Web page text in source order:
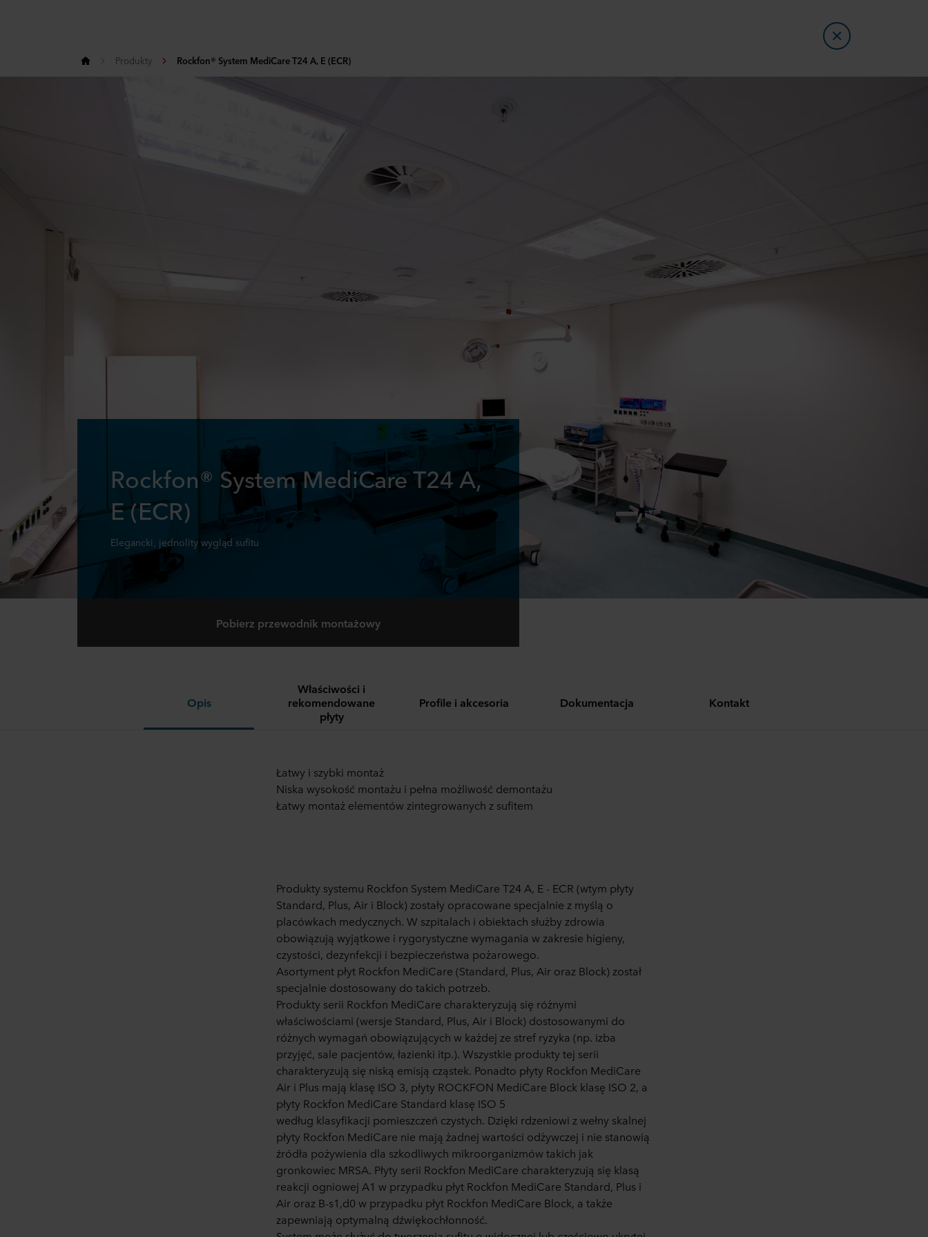
Produkty Rockfon® System MediCare T24 A, E (ECR)
Rockfon® System MediCare T24 A,
E (ECR)
Elegancki, jednolity wygląd sufitu
Pobierz przewodnik montażowy
Opis
Właściwości i
rekomendowane
płyty
Profile i akcesoria Dokumentacja Kontakt
Łatwy i szybki montaż
Niska wysokość montażu i pełna możliwość demontażu
Łatwy montaż elementów zintegrowanych z sufitem
Produkty systemu Rockfon System MediCare T24 A, E - ECR (wtym płyty
Standard, Plus, Air i Block) zostały opracowane specjalnie z myślą o
placówkach medycznych. W szpitalach i obiektach służby zdrowia
obowiązują wyjątkowe i rygorystyczne wymagania w zakresie higieny,
czystości, dezynfekcji i bezpieczeństwa pożarowego.
Asortyment płyt Rockfon MediCare (Standard, Plus, Air oraz Block) został
specjalnie dostosowany do takich potrzeb.
Produkty serii Rockfon MediCare charakteryzują się różnymi
właściwościami (wersje Standard, Plus, Air i Block) dostosowanymi do
różnych wymagań obowiązujących w każdej ze stref ryzyka (np. izba
przyjęć, sale pacjentów, łazienki itp.). Wszystkie produkty tej serii
charakteryzują się niską emisją cząstek. Ponadto płyty Rockfon MediCare
Air i Plus mają klasę ISO 3, płyty ROCKFON MediCare Block klasę ISO 2, a
płyty Rockfon MediCare Standard klasę ISO 5
według klasyfikacji pomieszczeń czystych. Dzięki rdzeniowi z wełny skalnej
płyty Rockfon MediCare nie mają żadnej wartości odżywczej i nie stanowią
źródła pożywienia dla szkodliwych mikroorganizmów takich jak
gronkowiec MRSA. Płyty serii Rockfon MediCare charakteryzują się klasą
reakcji ogniowej A1 w przypadku płyt Rockfon MediCare Standard, Plus i
Air oraz B-s1,d0 w przypadku płyt Rockfon MediCare Block, a także
zapewniają optymalną dźwiękochłonność.